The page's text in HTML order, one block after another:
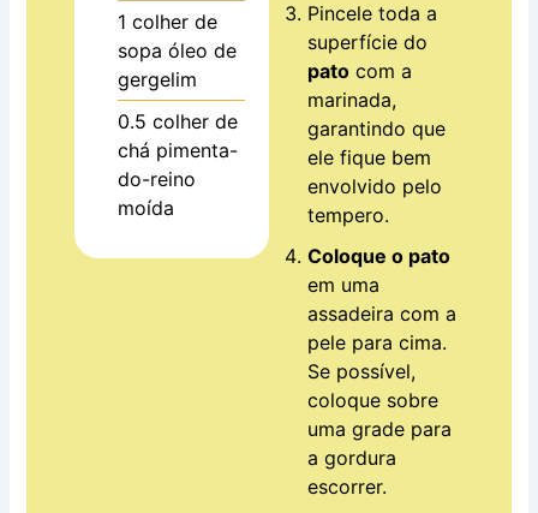
1 colher de
sopa óleo de
gergelim
0.5 colher de
chá pimenta-
do-reino
moída
Pincele toda a
superfície do
pato com a
marinada,
garantindo que
ele fique bem
envolvido pelo
tempero.
Coloque o pato
em uma
assadeira com a
pele para cima.
Se possível,
coloque sobre
uma grade para
a gordura
escorrer.